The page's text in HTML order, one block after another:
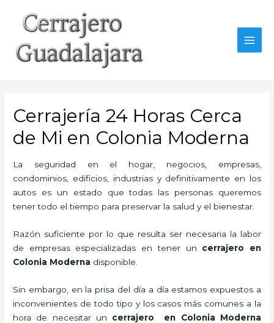
contenido
Cerrajería 24 Horas Cerca
de Mi en Colonia Moderna
La seguridad en el hogar, negocios, empresas,
condominios, edificios, industrias y definitivamente en los
autos es un estado que todas las personas queremos
tener todo el tiempo para preservar la salud y el bienestar.
Razón suficiente por lo que resulta ser necesaria la labor
de empresas especializadas en tener un cerrajero en
Colonia Moderna disponible.
Sin embargo, en la prisa del día a día estamos expuestos a
inconvenientes de todo tipo y los casos más comunes a la
hora de necesitar un cerrajero en Colonia Moderna